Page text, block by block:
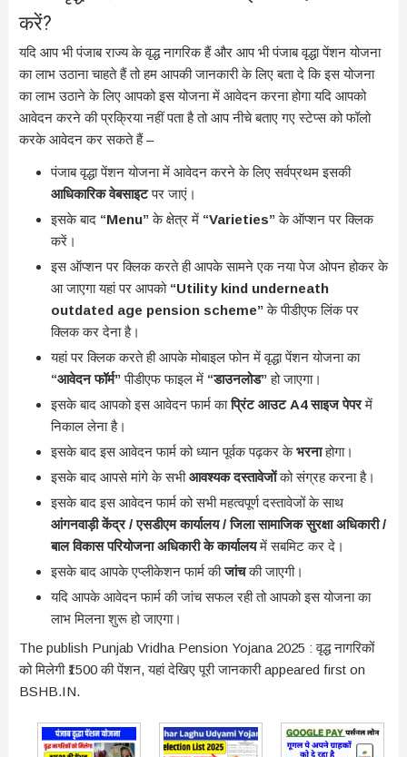
करें?
यदि आप भी पंजाब राज्य के वृद्ध नागरिक हैं और आप भी पंजाब वृद्धा पेंशन योजना
का लाभ उठाना चाहते हैं तो हम आपकी जानकारी के लिए बता दे कि इस योजना
का लाभ उठाने के लिए आपको इस योजना में आवेदन करना होगा यदि आपको
आवेदन करने की प्रक्रिया नहीं पता है तो आप नीचे बताए गए स्टेप्स को फॉलो
करके आवेदन कर सकते हैं –
पंजाब वृद्धा पेंशन योजना में आवेदन करने के लिए सर्वप्रथम इसकी
आधिकारिक वेबसाइटपर जाएं।
इसके बाद “Menu”के क्षेत्र में “Varieties”के ऑप्शन पर क्लिक
करें।
इस ऑप्शन पर क्लिक करते ही आपके सामने एक नया पेज ओपन होकर के
आ जाएगा यहां पर आपको “Utility kind underneath
outdated age pension scheme”के पीडीएफ लिंक पर
क्लिक कर देना है।
यहां पर क्लिक करते ही आपके मोबाइल फोन में वृद्धा पेंशन योजना का
“आवेदन फॉर्म”पीडीएफ फाइल में “डाउनलोड”हो जाएगा।
इसके बाद आपको इस आवेदन फार्म काप्रिंट आउट A4 साइज पेपरमें
निकाल लेना है।
इसके बाद इस आवेदन फार्म को ध्यान पूर्वक पढ़कर केभरनाहोगा।
इसके बाद आपसे मांगे के सभीआवश्यक दस्तावेजोंको संग्रह करना है।
इसके बाद इस आवेदन फार्म को सभी महत्वपूर्ण दस्तावेजों के साथ
आंगनवाड़ी केंद्र / एसडीएम कार्यालय / जिला सामाजिक सुरक्षा अधिकारी /
बाल विकास परियोजना अधिकारी के कार्यालयमें सबमिट कर दे।
इसके बाद आपके एप्लीकेशन फार्म कीजांचकी जाएगी।
यदि आपके आवेदन फार्म की जांच सफल रही तो आपको इस योजना का
लाभ मिलना शुरू हो जाएगा।
The publish Punjab Vridha Pension Yojana 2025 : वृद्ध नागरिकों
को मिलेगी ₹1500 की पेंशन, यहां देखिए पूरी जानकारी appeared first on
BSHB.IN.